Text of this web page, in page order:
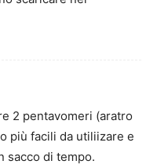
2 pentavomeri (aratro
più facili da utiliizare e
sacco di tempo.